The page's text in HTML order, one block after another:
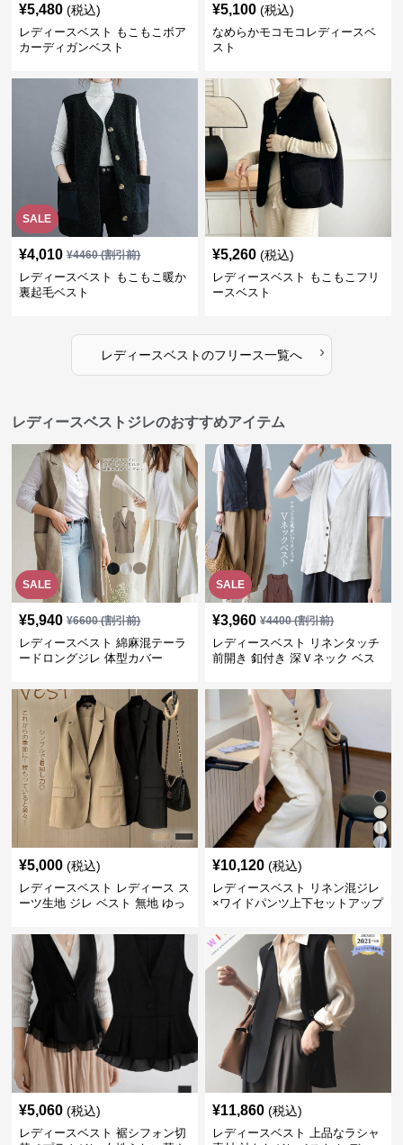
¥5,480 (税込)
レディースベスト もこもこボア
カーディガンベスト
¥5,100 (税込)
なめらかモコモコレディースベ
スト
SALE
¥4,010 ¥4460(割引前)
レディースベスト もこもこ暖か
裏起毛ベスト
¥5,260 (税込)
レディースベスト もこもこフリ
ースベスト
レディースベストのフリース一覧へ ›
レディースベストジレのおすすめアイテム
SALE
¥5,940 ¥6600(割引前)
レディースベスト 綿麻混テーラ
ードロングジレ 体型カバー
SALE
¥3,960 ¥4400(割引前)
レディースベスト リネンタッチ
前開き 釦付き 深Ｖネック ベス
¥5,000 (税込)
レディースベスト レディース ス
ーツ生地 ジレ ベスト 無地 ゆっ
¥10,120 (税込)
レディースベスト リネン混ジレ
×ワイドパンツ上下セットアップ
¥5,060 (税込)
レディースベスト 裾シフォン切
¥11,860 (税込)
レディースベスト 上品なラシャ